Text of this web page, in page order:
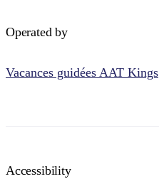
Operated by
Vacances guidées AAT Kings
Accessibility